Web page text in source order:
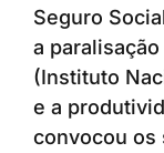
Seguro
a
(Instituto
e a
convocou os